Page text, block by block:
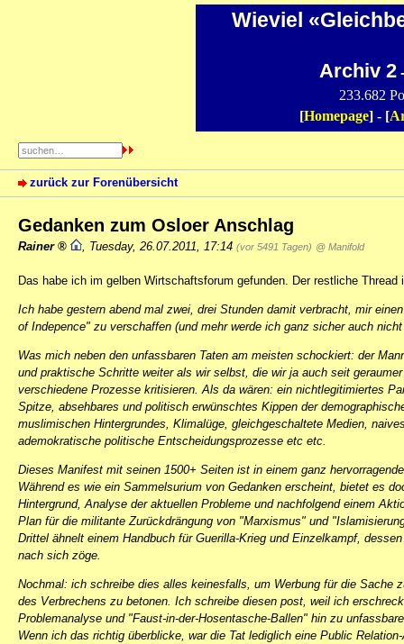
Wieviel
Archiv 2
233.682
[Homepage] - [
zurück zur Forenübersicht
Gedanken zum Osloer Anschlag
Rainer Tuesday, 26.07.2011, 17:14 (vor 5491 Tagen) @ Manifold
Das habe ich im gelben Wirtschaftsforum gefunden. Der restliche Thread
Ich habe gestern abend mal zwei, drei Stunden damit verbracht, mir
of Indepence" zu verschaffen (und mehr werde ich ganz sicher auch
Was mich neben den unfassbaren Taten am meisten schockiert: der
und praktische Schritte weiter als wir selbst, die wir ja auch seit
verschiedene Prozesse kritisieren. Als da wären: ein nichtlegitimiertes
Spitze, absehbares und politisch erwünschtes Kippen der
muslimischen Hintergrundes, Klimalüge, gleichgeschaltete Medien,
ademokratische politische Entscheidungsprozesse etc etc.
Dieses Manifest mit seinen 1500+ Seiten ist in einem ganz
Während es wie ein Sammelsurium von Gedanken erscheint, bietet es
Hintergrund, Analyse der aktuellen Probleme und nachfolgend einem
Plan für die militante Zurückdrängung von "Marxismus" und
Drittel ähnelt einem Handbuch für Guerilla-Krieg und Einzelkampf,
nach sich zöge.
Nochmal: ich schreibe dies alles keinesfalls, um Werbung für die Sache
des Verbrechens zu betonen. Ich schreibe diesen post, weil ich
Problemanalyse und "Faust-in-der-Hosentasche-Ballen" hin zu
Wenn ich das richtig überblicke, war die Tat lediglich eine Public